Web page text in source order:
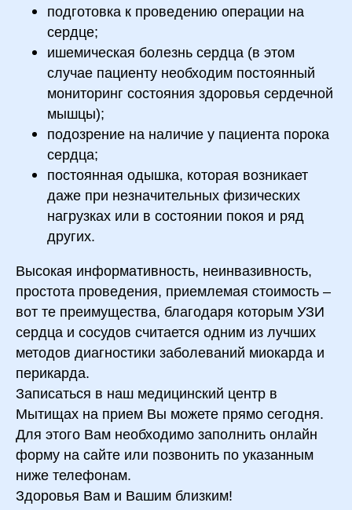
подготовка к проведению операции на
сердце;
ишемическая болезнь сердца (в этом
случае пациенту необходим постоянный
мониторинг состояния здоровья сердечной
мышцы);
подозрение на наличие у пациента порока
сердца;
постоянная одышка, которая возникает
даже при незначительных физических
нагрузках или в состоянии покоя и ряд
других.
Высокая информативность, неинвазивность,
простота проведения, приемлемая стоимость –
вот те преимущества, благодаря которым УЗИ
сердца и сосудов считается одним из лучших
методов диагностики заболеваний миокарда и
перикарда.
Записаться в наш медицинский центр в
Мытищах на прием Вы можете прямо сегодня.
Для этого Вам необходимо заполнить онлайн
форму на сайте или позвонить по указанным
ниже телефонам.
Здоровья Вам и Вашим близким!